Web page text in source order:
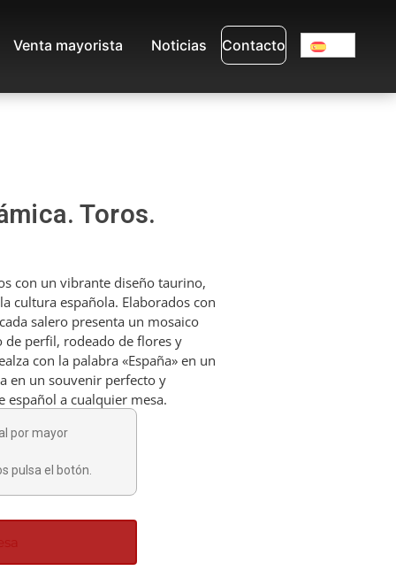
Venta mayorista Noticias Contacto
Toros.
con un vibrante diseño taurino,
cultura española. Elaborados con
salero presenta un mosaico
perfil, rodeado de flores y
con la palabra «España» en un
en un souvenir perfecto y
español a cualquier mesa.
por mayor
pulsa el botón.